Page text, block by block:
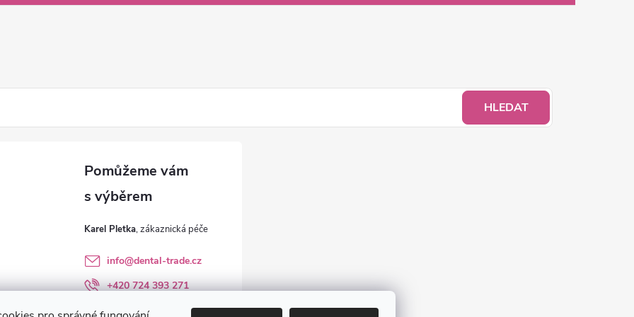
HLEDAT
Karel Pletka
info@dental-trade.cz
+420 724 393 271
Sledujte nás na FB